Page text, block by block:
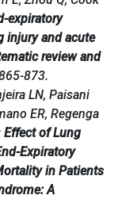
expiratory
injury and acute
review and
873.
LN, Paisani
ER, Regenga
Effect of Lung
Expiratory
in Patients
A